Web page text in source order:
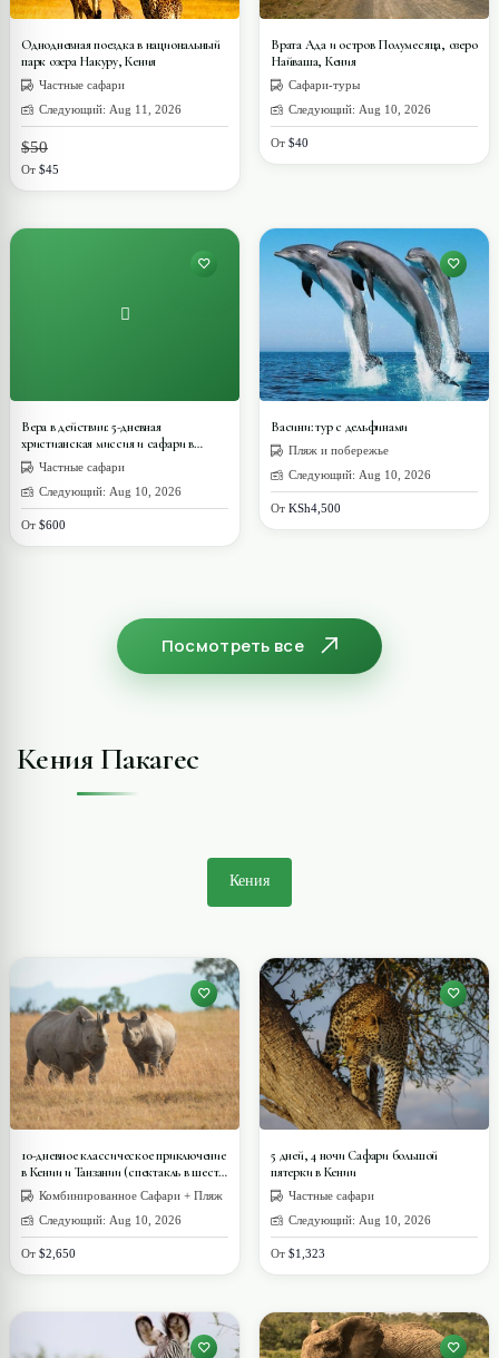
Однодневная поездка в национальный
парк озера Накуру, Кения
Частные сафари
Следующий: Aug 11, 2026
$50
От $45
Врата Ада и остров Полумесяца, озеро
Найваша, Кения
Сафари-туры
Следующий: Aug 10, 2026
От $40
Вера в действии: 5-дневная
христианская миссия и сафари в
диком кемпинге Масаи Мара
Частные сафари
Следующий: Aug 10, 2026
От $600
Васини: тур с дельфинами
Пляж и побережье
Следующий: Aug 10, 2026
От KSh4,500
Посмотреть все
Кения Пакагес
Кения
10-дневное классическое приключение
в Кении и Танзании (спектакль в шести
парках)Комбинированное Сафари + Пляж
Следующий: Aug 10, 2026
От $2,650
5 дней, 4 ночи Сафари большой
пятерки в Кении
Частные сафари
Следующий: Aug 10, 2026
От $1,323